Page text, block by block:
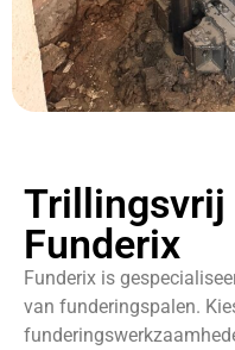
Trillingsvrij
Funderix
Funderix is
van funderingspalen.